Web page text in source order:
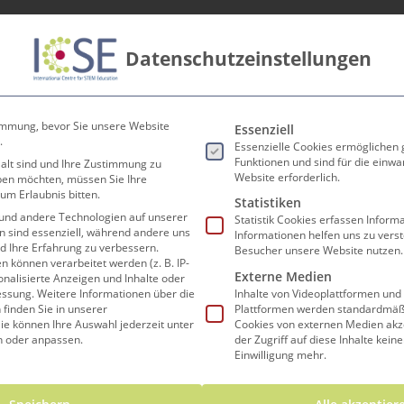
Lehrer*innen Forschen und Lehren
Plunder on
Fach
Datenschutzeinstellungen
bevor Sie unsere Website
sind und Ihre Zustimmung zu
möchten, müssen Sie Ihre
Erlaubnis bitten.
andere Technologien auf unserer
sind essenziell, während andere uns
Ihre Erfahrung zu verbessern.
können verarbeitet werden (z. B. IP-
Anzeigen und Inhalte oder
Weitere Informationen über die
Sie in unserer
können Ihre Auswahl jederzeit unter
oder anpassen.
Es folgt eine Liste der
Essenziell
Essenzielle Cookies ermöglichen
Funktionen und sind für die
Website erforderlich.
Statistiken
Statistik Cookies erfassen
Informationen helfen uns zu
Besucher unsere Website nutzen.
Externe Medien
Inhalte von Videoplattformen
Plattformen werden
Cookies von externen Medien
der Zugriff auf diese Inhalte
Einwilligung mehr.